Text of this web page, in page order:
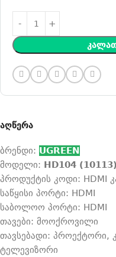
აღწერა
ბრენდი: UGREEN
მოდელი: HD104 (10113)
პროდუქტის კოდი: HDMI
საწყისი პორტი: HDMI
საბოლოო პორტი: HDMI
თავები: მოოქროვილი
თავსებადი: პროექტორი,
ტელევიზორი